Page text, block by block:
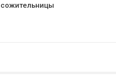
сожительницы